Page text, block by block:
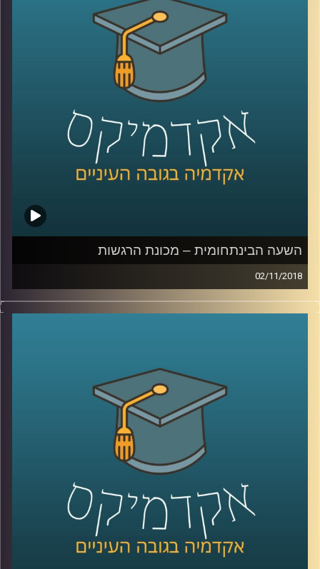
מיליון שקל במזומן לאזרחי ישראל היא יותר
הגיונית, על הדרך הוא מפריך את המיתוס על
יוקר הדיור בתל אביב ומסביר כיצד הפצצה
מהאוויר על מרכז עיר דומה לפיקוח על שכר
קרדיט תמונות:AudioVersity
השעה הבינתחומית – מכונת הרגשות
02/11/2018
מאחורי המושגים אהבה והורות ישנה מערכת
אורנה זגורי מסבירה כיצד ההורמונים משפיעים
על מערכות היחסים שלנו, מתי ניתן לנבא
באמצעותם הצלחה של קשר רומנטי, מה
התהליך ההורמונלי המתרחש כשאם מנחמת
את בנה הקטן שנפל בגן השעשועים ולמה בכל
זאת – אנחנו הרבה מעבר לכימיקלים
קרדיט תמונות:AudioVersity